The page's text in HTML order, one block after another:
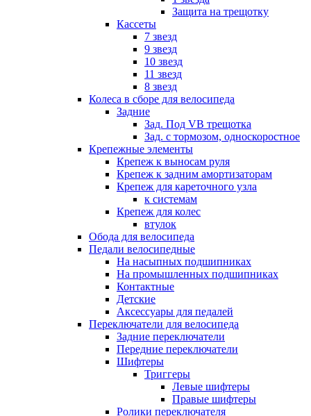
Защита на трещотку
Кассеты
7 звезд
9 звезд
10 звезд
11 звезд
8 звезд
Колеса в сборе для велосипеда
Задние
Зад. Под VB трещотка
Зад. с тормозом, односкоростное
Крепежные элементы
Крепеж к выносам руля
Крепеж к задним амортизаторам
Крепеж для кареточного узла
к системам
Крепеж для колес
втулок
Обода для велосипеда
Педали велосипедные
На насыпных подшипниках
На промышленных подшипниках
Контактные
Детские
Аксессуары для педалей
Переключатели для велосипеда
Задние переключатели
Передние переключатели
Шифтеры
Триггеры
Левые шифтеры
Правые шифтеры
Ролики переключателя